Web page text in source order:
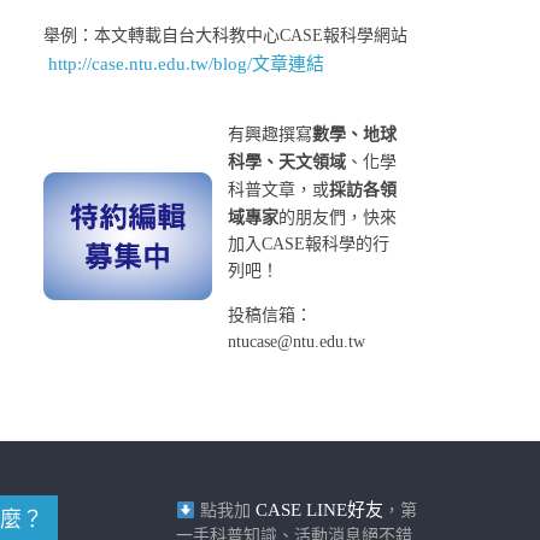
舉例：本文轉載自台大科教中心CASE報科學網站
http://case.ntu.edu.tw/blog/文章連結
有興趣撰寫數學、地球
科學、天文領域 、化學
科普文章，或採訪各領
域專家的朋友們，快來
加入CASE報科學的行
列吧！
投稿信箱：
ntucase@ntu.edu.tw
？ 點我加 CASE LINE好友 ，第
一手科普知識、活動消息絕不錯